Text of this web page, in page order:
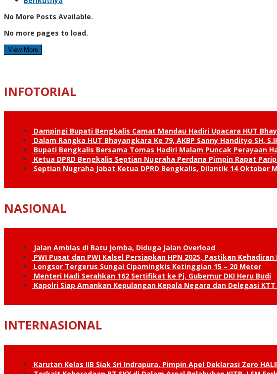
No More Posts Available.
No more pages to load.
View More
INFOTORIAL
Dampingi Bupati Bengkalis Camat Mandau Hadiri Upacara HUT
Dalam Rangka HUT Bhayangkara Ke 79, AKBP Sanny Handityo SH,
Bupati Bengkalis Bersama Tomas Hadiri Malam Puncak Perayaan
Ketua DPRD Bengkalis Septian Nugraha Perdana Pimpin Rapat
Septian Nugraha Jabat Ketua DPRD Bengkalis, Dilantik 14 Oktober
NASIONAL
Jalan Amblas di Batu Jomba, Diduga Jalan Overload
PWI Pusat dan PWI Kalsel Persiapkan HPN 2025, Pastikan Kehadiran
Longsor Tergerus Sungai Cipamingkis Ketinggian 15 – 20 Meter
Menteri Hadi Serahkan 162 Sertifikat ke Pj. Gubernur DKI Heru Budi
Kapolri Siap Amankan Kepulangan Kepala Negara dan Delegasi KTT
INTERNASIONAL
Karutan Kelas IIB Siak Sri Indrapura, Pimpin Apel Deklarasi Zero